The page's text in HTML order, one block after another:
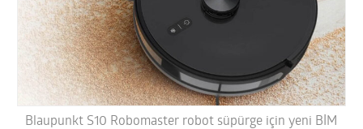
Blaupunkt S10 Robomaster robot süpürge için yeni BİM